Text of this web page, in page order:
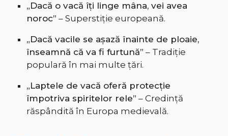
„Dacă o vacă îți linge mâna, vei avea
noroc” – Superstiție europeană.
„Dacă vacile se așază înainte de ploaie,
înseamnă că va fi furtună” – Tradiție
populară în mai multe țări.
„Laptele de vacă oferă protecție
împotriva spiritelor rele” – Credință
răspândită în Europa medievală.